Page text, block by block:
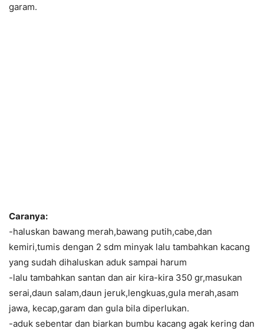
garam.
Caranya:
-haluskan bawang merah,bawang putih,cabe,dan
kemiri,tumis dengan 2 sdm minyak lalu tambahkan kacang
yang sudah dihaluskan aduk sampai harum
-lalu tambahkan santan dan air kira-kira 350 gr,masukan
serai,daun salam,daun jeruk,lengkuas,gula merah,asam
jawa, kecap,garam dan gula bila diperlukan.
-aduk sebentar dan biarkan bumbu kacang agak kering dan